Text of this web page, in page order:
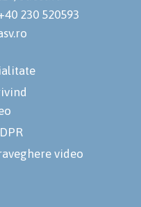
230 520593
video